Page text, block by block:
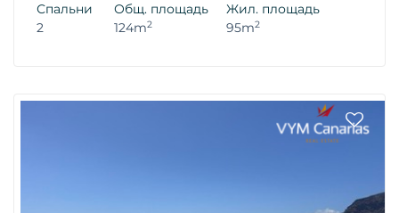
Спальни
2
Общ. площадь
124m2
Жил. площадь
95m2